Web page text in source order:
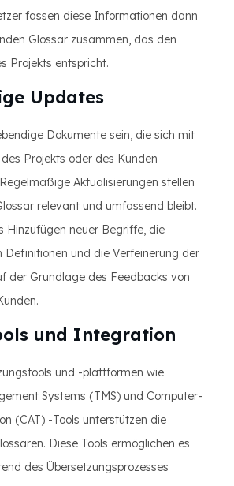
fassen diese Informationen dann
Glossar zusammen, das den
Projekts entspricht.
Updates
Dokumente sein, die sich mit
Projekts oder des Kunden
Aktualisierungen stellen
relevant und umfassend bleibt.
Hinzufügen neuer Begriffe, die
Definitionen und die Verfeinerung der
der Grundlage des Feedbacks von
und Integration
und -plattformen wie
Systems (TMS) und Computer-
(CAT) -Tools unterstützen die
Diese Tools ermöglichen es
des Übersetzungsprozesses